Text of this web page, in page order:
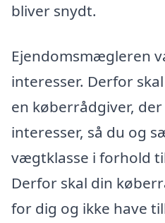
bliver snydt.
Ejendomsmægleren
interesser. Derfor
en køberrådgiver,
interesser, så du og
vægtklasse i forhold
Derfor skal din
for dig og ikke have